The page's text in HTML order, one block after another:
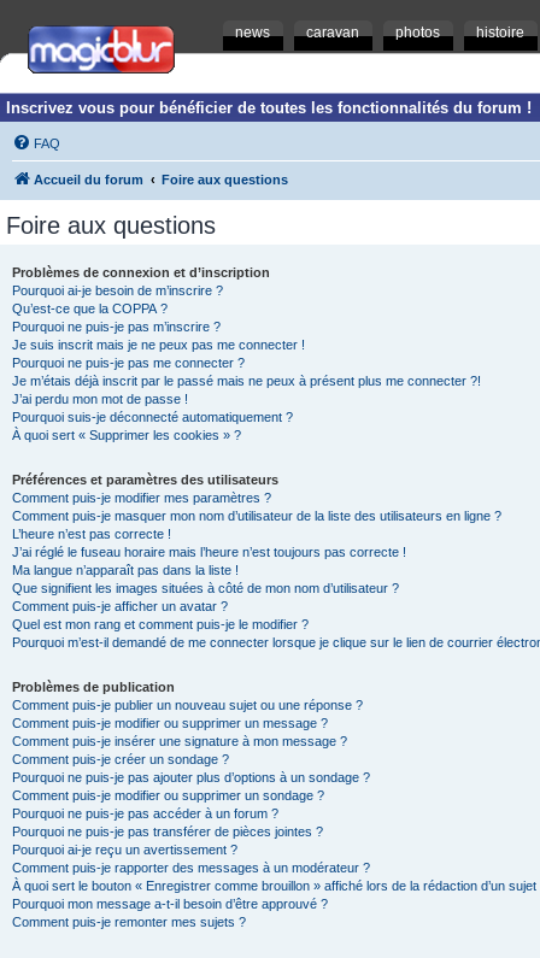
news caravan photos histoire
Inscrivez vous pour bénéficier de toutes les fonctionnalités du forum !
FAQ
Accueil du forum Foire aux questions
Foire aux questions
Problèmes de connexion et d’inscription
Pourquoi ai-je besoin de m’inscrire ?
Qu’est-ce que la COPPA ?
Pourquoi ne puis-je pas m’inscrire ?
Je suis inscrit mais je ne peux pas me connecter !
Pourquoi ne puis-je pas me connecter ?
Je m’étais déjà inscrit par le passé mais ne peux à présent plus me connecter ?!
J’ai perdu mon mot de passe !
Pourquoi suis-je déconnecté automatiquement ?
À quoi sert « Supprimer les cookies » ?
Préférences et paramètres des utilisateurs
Comment puis-je modifier mes paramètres ?
Comment puis-je masquer mon nom d’utilisateur de la liste des utilisateurs en ligne ?
L’heure n’est pas correcte !
J’ai réglé le fuseau horaire mais l’heure n’est toujours pas correcte !
Ma langue n’apparaît pas dans la liste !
Que signifient les images situées à côté de mon nom d’utilisateur ?
Comment puis-je afficher un avatar ?
Quel est mon rang et comment puis-je le modifier ?
Pourquoi m’est-il demandé de me connecter lorsque je clique sur le lien de courrier
Problèmes de publication
Comment puis-je publier un nouveau sujet ou une réponse ?
Comment puis-je modifier ou supprimer un message ?
Comment puis-je insérer une signature à mon message ?
Comment puis-je créer un sondage ?
Pourquoi ne puis-je pas ajouter plus d’options à un sondage ?
Comment puis-je modifier ou supprimer un sondage ?
Pourquoi ne puis-je pas accéder à un forum ?
Pourquoi ne puis-je pas transférer de pièces jointes ?
Pourquoi ai-je reçu un avertissement ?
Comment puis-je rapporter des messages à un modérateur ?
À quoi sert le bouton « Enregistrer comme brouillon » affiché lors de la rédaction d’un sujet
Pourquoi mon message a-t-il besoin d’être approuvé ?
Comment puis-je remonter mes sujets ?